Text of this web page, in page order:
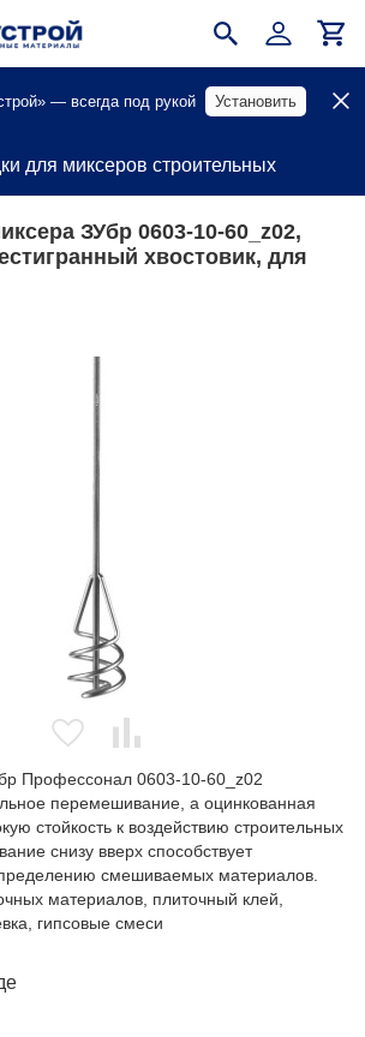
— всегда под рукой Установить
для миксеров строительных
ЗУбр 0603-10-60_z02,
хвостовик, для
Профессонал 0603-10-60_z02
перемешивание, а оцинкованная
стойкость к воздействию строительных
снизу вверх способствует
смешиваемых материалов.
материалов, плиточный клей,
гипсовые смеси